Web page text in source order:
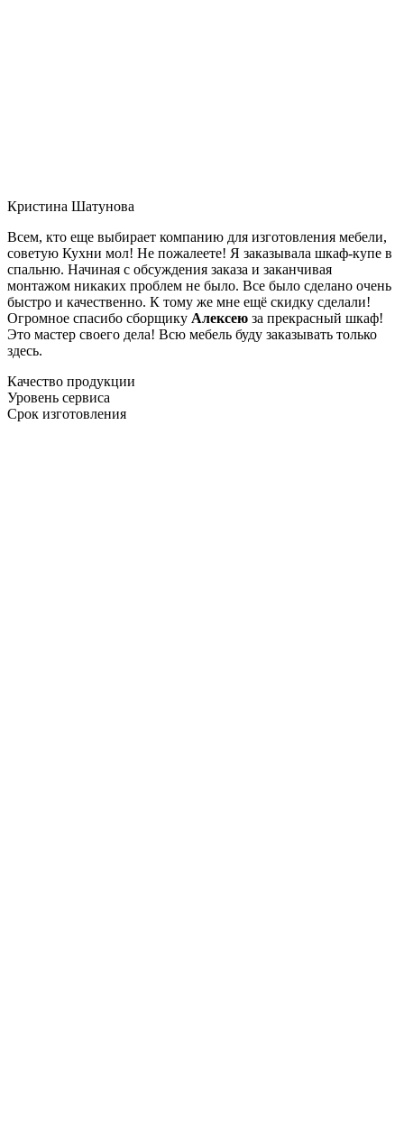
Кристина Шатунова
Всем, кто еще выбирает компанию для изготовления мебели,
советую Кухни мол! Не пожалеете! Я заказывала шкаф-купе в
спальню. Начиная с обсуждения заказа и заканчивая
монтажом никаких проблем не было. Все было сделано очень
быстро и качественно. К тому же мне ещё скидку сделали!
Огромное спасибо сборщику Алексею за прекрасный шкаф!
Это мастер своего дела! Всю мебель буду заказывать только
здесь.
Качество продукции
Уровень сервиса
Срок изготовления